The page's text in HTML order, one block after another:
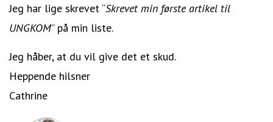
Jeg har lige skrevet “Skrevet min første artikel til
UNGKOM” på min liste.
Jeg håber, at du vil give det et skud.
Heppende hilsner
Cathrine